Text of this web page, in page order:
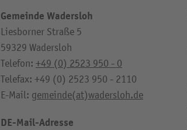
Gemeinde Wadersloh
Liesborner Straße 5
59329 Wadersloh
Telefon: +49 (0) 2523 950 - 0
Telefax: +49 (0) 2523 950 - 2110
E-Mail: gemeinde(at)wadersloh.de
DE-Mail-Adresse